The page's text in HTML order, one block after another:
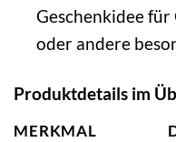
Geschenkidee
oder andere
Produktdetails im
MERKMAL